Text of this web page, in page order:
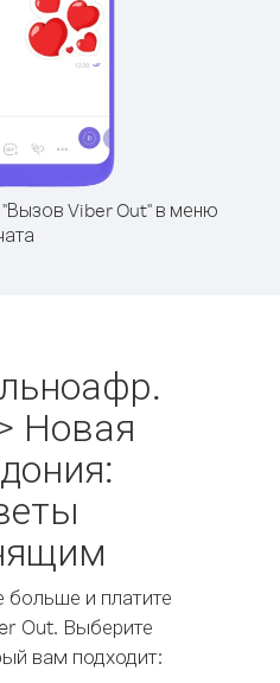
Viber Out" в меню
Новая
больше и платите
Out. Выберите
вам подходит: